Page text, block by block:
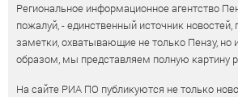
Региональное информационное агентство
пожалуй, - единственный источник новостей,
заметки, охватывающие не только Пензу, но
образом, мы представляем полную картину
На сайте РИА ПО публикуются не только